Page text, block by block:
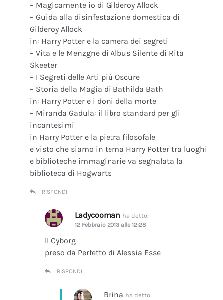
– Magicamente io di Gilderoy Allock
– Guida alla disinfestazione domestica di
Gilderoy Allock
in: Harry Potter e la camera dei segreti
– Vita e le Menzgne di Albus Silente di Rita
Skeeter
– I Segreti delle Arti più Oscure
– Storia della Magia di Bathilda Bath
in: Harry Potter e i doni della morte
– Miranda Gadula: il libro standard per gli
incantesimi
in Harry Potter e la pietra filosofale
e visto che siamo in tema Harry Potter tra luoghi
e biblioteche immaginarie va segnalata la
biblioteca di Hogwarts
RISPONDI
Ladycooman ha detto:
12 Febbraio 2013 alle 12:28
Il Cyborg
preso da Perfetto di Alessia Esse
RISPONDI
Brina ha detto: